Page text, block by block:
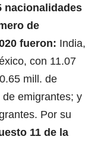
nacionalidades
de
fueron: India,
con 11.07
mill. de
emigrantes; y
Por su
11 de la